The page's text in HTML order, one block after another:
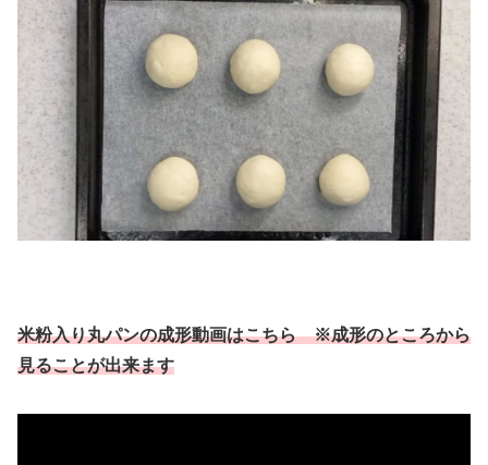
米粉入り丸パンの成形動画はこちら ※成形のところから
見ることが出来ます